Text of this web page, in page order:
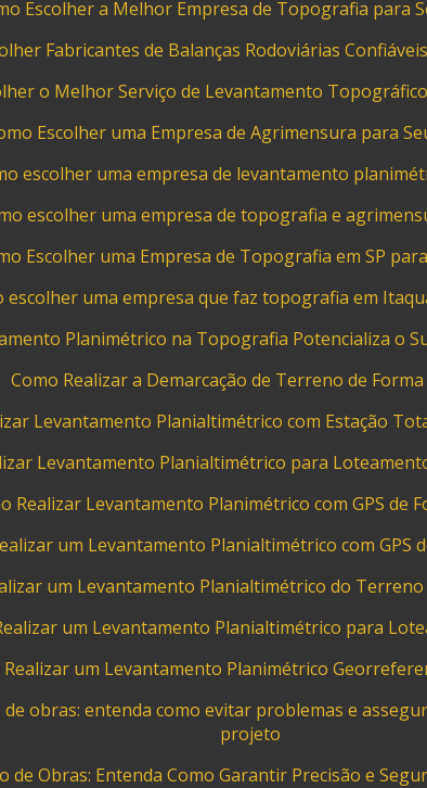
Escolher a Melhor Empresa de Topografia para
Fabricantes de Balanças Rodoviárias
o Melhor Serviço de Levantamento
Escolher uma Empresa de Agrimensura para
escolher uma empresa de levantamento
escolher uma empresa de topografia e
Escolher uma Empresa de Topografia em SP
escolher uma empresa que faz topografia em
Planimétrico na Topografia Potencializa o
Como Realizar a Demarcação de Terreno de
Levantamento Planialtimétrico com Estação
Levantamento Planialtimétrico para
Realizar Levantamento Planimétrico com GPS de
um Levantamento Planialtimétrico com GPS
um Levantamento Planialtimétrico do Terreno
um Levantamento Planialtimétrico para
Realizar um Levantamento Planimétrico
de obras: entenda como evitar problemas e
projeto
de Obras: Entenda Como Garantir Precisão e